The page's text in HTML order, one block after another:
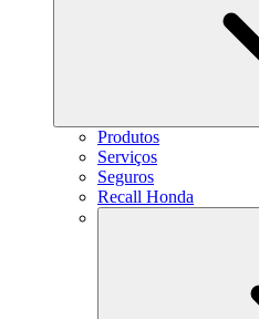
Produtos
Serviços
Seguros
Recall Honda